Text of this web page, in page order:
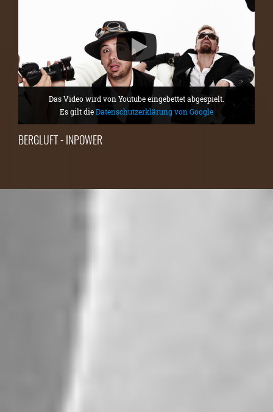
Das Video wird von Youtube eingebettet abgespielt.
Es gilt dieDatenschutzerklärung von Google
BERGLUFT - INPOWER